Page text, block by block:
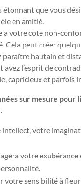
étonnant que vous
en amitié.
votre côté non-
Cela peut créer
paraître hautain et
l’esprit de
capricieux et parfois
sur mesure pour
intellect, votre
votre
votre sensibilité à fleur